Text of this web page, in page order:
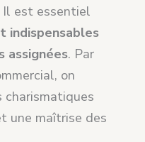
Il est essentiel
indispensables
assignées. Par
on
charismatiques
une maîtrise des